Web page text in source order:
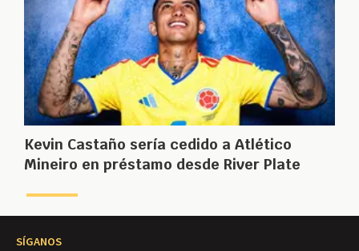
Kevin Castaño sería cedido a Atlético
Mineiro en préstamo desde River Plate
SÍGANOS